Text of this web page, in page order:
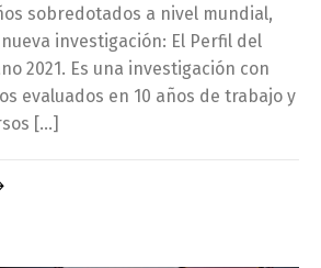
sobredotados a nivel mundial,
investigación: El Perfil del
2021. Es una investigación con
evaluados en 10 años de trabajo y
[…]